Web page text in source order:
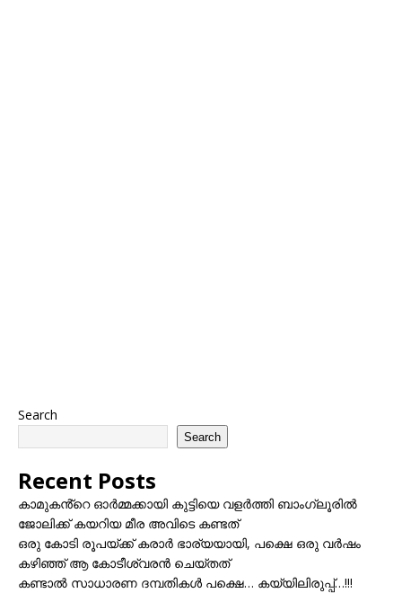
Search
Search
Recent Posts
കാമുകൻ്റെ ഓർമ്മക്കായി കുട്ടിയെ വളർത്തി ബാംഗ്ലൂരിൽ
ജോലിക്ക് കയറിയ മീര അവിടെ കണ്ടത്
ഒരു കോടി രൂപയ്ക്ക് കരാർ ഭാര്യയായി, പക്ഷെ ഒരു വർഷം
കഴിഞ്ഞ് ആ കോടീശ്വരൻ ചെയ്തത്
കണ്ടാൽ സാധാരണ ദമ്പതികൾ പക്ഷെ… കയ്യിലിരുപ്പ്…!!!